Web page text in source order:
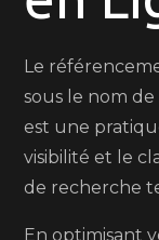
Le
sous le nom
est une
visibilité et le
de recherche
En optimisant